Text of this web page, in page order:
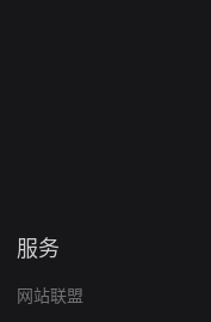
服务
网站联盟